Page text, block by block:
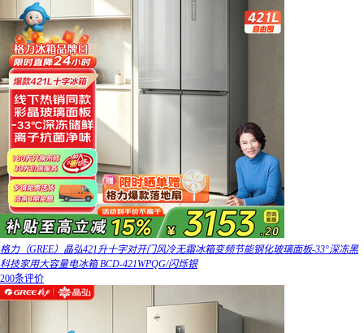
格力（GREE）晶弘421升十字对开门风冷无霜冰箱变频节能钢化玻璃面板-33°深冻黑
科技家用大容量电冰箱 BCD-421WPQG/闪烁银
200条评价